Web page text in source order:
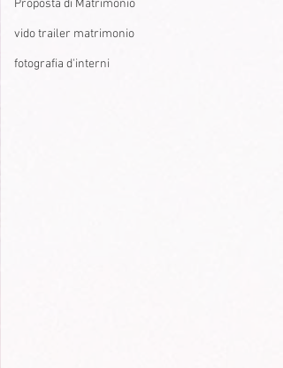
Proposta di Matrimonio
vido trailer matrimonio
fotografia d'interni